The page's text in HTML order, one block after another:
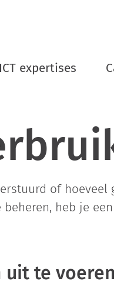
ICT expertises
of hoeveel
heb je
uit te voeren